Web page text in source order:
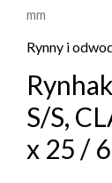
mm
Rynny i
S/S,
x 25 /